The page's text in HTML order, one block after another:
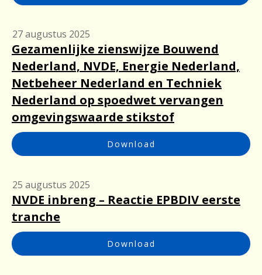
27 augustus 2025
Gezamenlijke zienswijze Bouwend
Nederland, NVDE, Energie Nederland,
Netbeheer Nederland en Techniek
Nederland op spoedwet vervangen
omgevingswaarde stikstof
Download
25 augustus 2025
NVDE inbreng – Reactie EPBDIV eerste
tranche
Download